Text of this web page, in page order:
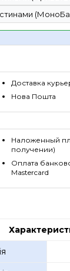
Доставка
Нова Пошта
Наложенный
получении)
Оплата
Mastercard